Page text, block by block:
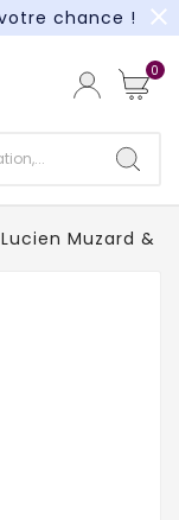
frais*
frais*
close
0
Lucien Muzard &